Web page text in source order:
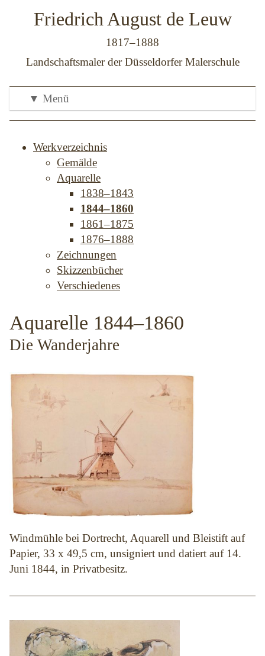
Friedrich August de Leuw
1817–1888
Landschaftsmaler der Düsseldorfer Malerschule
▼ Menü
Werkverzeichnis
Gemälde
Aquarelle
1838–1843
1844–1860
1861–1875
1876–1888
Zeichnungen
Skizzenbücher
Verschiedenes
Aquarelle 1844–1860
Die Wanderjahre
Windmühle bei Dortrecht, Aquarell und Bleistift auf
Papier, 33 x 49,5 cm, unsigniert und datiert auf 14.
Juni 1844, in Privatbesitz.